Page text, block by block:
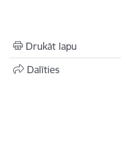
Drukāt lapu
Dalīties